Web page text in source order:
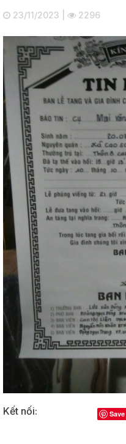
23/11/2023 | 2296
Kết nối: Save